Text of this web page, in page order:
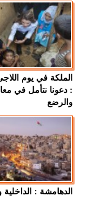
الملكة في يوم
: دعونا نتأمل في
والرضع
الدهامشة :